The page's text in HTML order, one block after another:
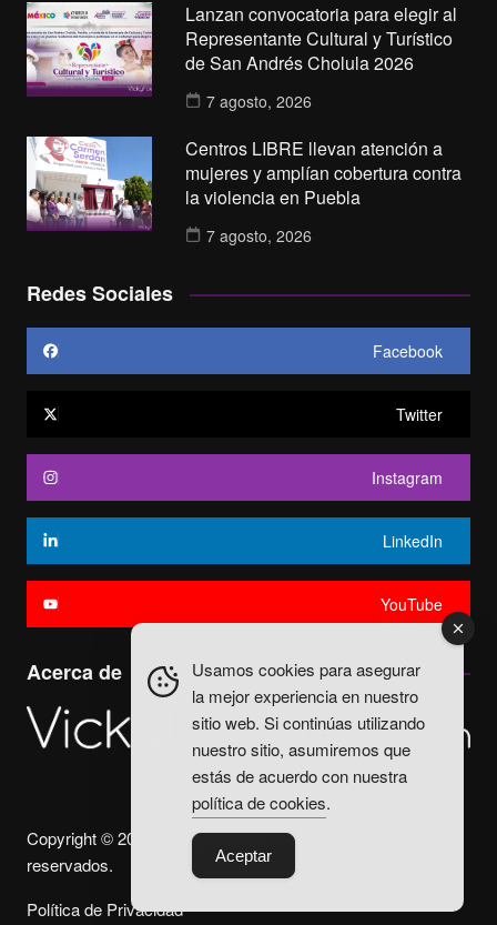
Lanzan convocatoria para elegir al
Representante Cultural y Turístico
de San Andrés Cholula 2026
7 agosto, 2026
Centros LIBRE llevan atención a
mujeres y amplían cobertura contra
la violencia en Puebla
7 agosto, 2026
Redes Sociales
Facebook
Twitter
Instagram
LinkedIn
YouTube
Acerca de
Copyright © 2025. Vicky Fuentes Todos los derechos
reservados.
Política de Privacidad
Usamos cookies para asegurar
la mejor experiencia en nuestro
sitio web. Si continúas utilizando
nuestro sitio, asumiremos que
estás de acuerdo con nuestra
política de cookies.
Aceptar